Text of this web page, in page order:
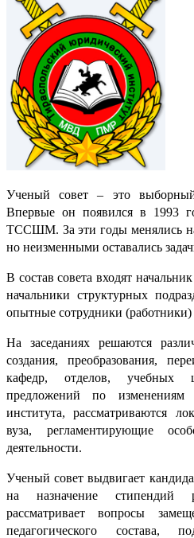
Ученый совет – это выборный
Впервые он появился в 1993
ТССШМ. За эти годы менялись
но неизменными оставались
В состав совета входят
начальники структурных
опытные сотрудники
На заседаниях решаются
создания, преобразования,
кафедр, отделов, учебных
предложений по
института, рассматриваются
вуза, регламентирующие
деятельности.
Ученый совет выдвигает
на назначение стипендий
рассматривает вопросы
педагогического состава,